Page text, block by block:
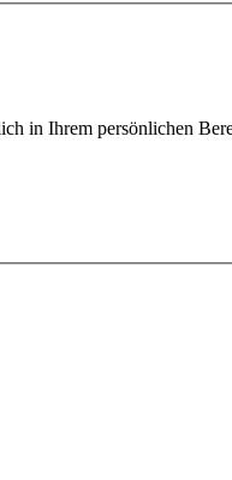
in Ihrem persönlichen